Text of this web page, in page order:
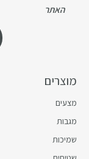
מוצרים
מצעים
מגבות
שמיכות
האתר